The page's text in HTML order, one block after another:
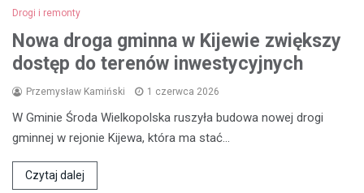
Drogi i remonty
Nowa droga gminna w Kijewie zwiększy
dostęp do terenów inwestycyjnych
Przemysław Kamiński 1 czerwca 2026
W Gminie Środa Wielkopolska ruszyła budowa nowej drogi
gminnej w rejonie Kijewa, która ma stać…
Czytaj dalej